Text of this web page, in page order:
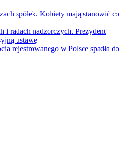
spółek. Kobiety mają stanowić co
i radach nadzorczych. Prezydent
ustawę
rejestrowanego w Polsce spadła do